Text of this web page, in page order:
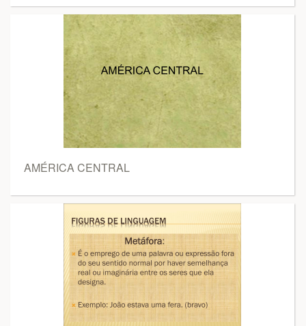
AMÉRICA CENTRAL